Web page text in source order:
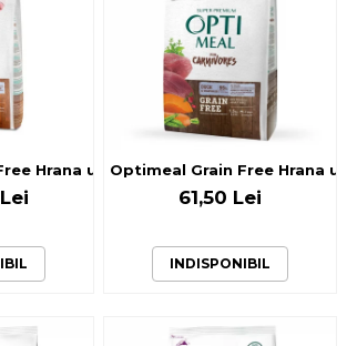
Hrana uscata caini de toate rasele -
Optimeal Grain Free Hrana
61,50 Lei
INDISPONIBIL